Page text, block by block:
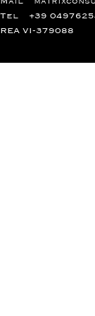
Tel +39
REA VI-379088